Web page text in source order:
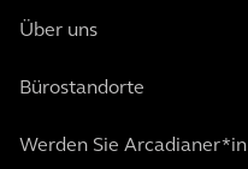
Über uns
Bürostandorte
Werden Sie Arcadianer*in